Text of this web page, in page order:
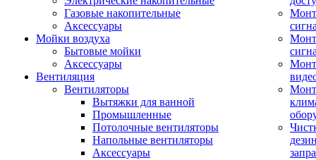
Газовые накопительные
Аксессуары
Мойки воздуха
Бытовые мойки
Аксессуары
Вентиляция
Вентиляторы
Вытяжки для ванной
Промышленные
Потолочные вентиляторы
Напольные вентиляторы
Аксессуары